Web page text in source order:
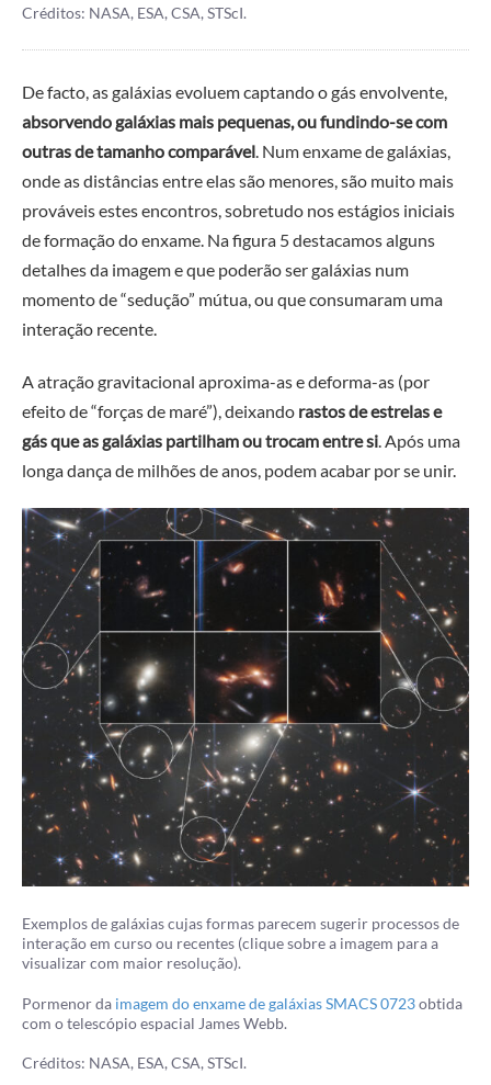
Créditos: NASA, ESA, CSA, STScI.
De facto, as galáxias evoluem captando o gás envolvente,
absorvendo galáxias mais pequenas, ou fundindo-se com
outras de tamanho comparável. Num enxame de galáxias,
onde as distâncias entre elas são menores, são muito mais
prováveis estes encontros, sobretudo nos estágios iniciais
de formação do enxame. Na figura 5 destacamos alguns
detalhes da imagem e que poderão ser galáxias num
momento de “sedução” mútua, ou que consumaram uma
interação recente.
A atração gravitacional aproxima-as e deforma-as (por
efeito de “forças de maré”), deixando rastos de estrelas e
gás que as galáxias partilham ou trocam entre si. Após uma
longa dança de milhões de anos, podem acabar por se unir.
Exemplos de galáxias cujas formas parecem sugerir processos de
interação em curso ou recentes (clique sobre a imagem para a
visualizar com maior resolução).
Pormenor da imagem do enxame de galáxias SMACS 0723obtida
com o telescópio espacial James Webb.
Créditos: NASA, ESA, CSA, STScI.